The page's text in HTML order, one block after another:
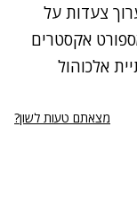
צעדות על
אקסטרים
אלכוהול
מצאתם טעות לשון?